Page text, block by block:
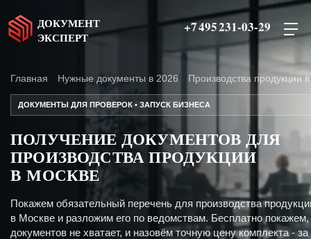
ДОКУМЕНТ
ЭКСПЕРТ
+7 495 231-03-29
Главная Нужные документы в 2026 Производства продукции
ДОКУМЕНТЫ ДЛЯ ПРОВЕРОК • ЗАПУСК БИЗНЕСА
ПОЛУЧЕНИЕ ДОКУМЕНТОВ ДЛЯ
ПРОИЗВОДСТВА ПРОДУКЦИИ
В МОСКВЕ
Покажем обязательный перечень для производства
в Москве и разложим его по ведомствам. Бесплатно покажем,
документов не хватает, и назовём точную цену комплекта - за